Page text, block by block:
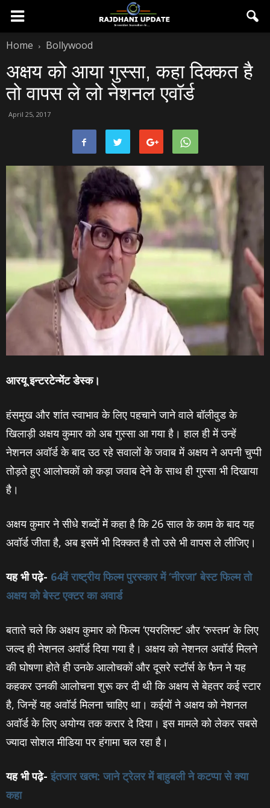
Home Bollywood
अक्षय को आया गुस्‍सा, कहा दिक्‍कत है
तो वापस ले लो नेशनल एवॉर्ड
April 25, 2017
आरयू इन्‍टरटेन्‍मेंट डेस्‍क।
हंसमुख और शांत स्‍वाभाव के लिए पहचाने जाने वाले बॉलीवुड के
खिलाड़ी अक्षय कुमार को अब गुस्‍सा आ गया है। हाल ही में उन्‍हें
नेशनल अवॉर्ड के बाद उठ रहे सवालों के जवाब में अक्षय ने अपनी चुप्‍पी
तोड़ते हुए आलोचकों को कड़ा जवाब देने के साथ ही गुस्‍सा भी दिखाया
है।
अक्षय कुमार ने सीधे शब्‍दों में कहा है कि 26 साल के काम के बाद यह
अवॉर्ड जीता है, अब इसमें भी दिक्‍कत है तो उसे भी वापस ले लीजिए।
यह भी पढ़े- 64वें राष्‍ट्रीय फिल्‍म पुरस्‍कार में ‘नीरजा’ बेस्‍ट फिल्‍म तो
अक्षय को बेस्‍ट एक्‍टर का अवार्ड
बताते चले कि अक्षय कुमार को फिल्‍म ‘एयरलिफ्ट’ और ‘रुस्तम’ के लिए
जल्‍द ही नेशनल अवॉर्ड दिया गया है। अक्षय को नेशनल अवॉर्ड मिलने
की घोषणा होते ही उनके आलोचकों और दूसरे स्‍टॉर्स के फैन ने यह
कहकर उनकी आलोचना शुरू कर दी थी कि अक्षय से बेहतर कई स्‍टार
है, जिन्‍हें यह अवॉर्ड मिलना चाहिए था। कईयों ने अक्षय को नेशनल
अवॉर्ड के लिए अयोग्‍य तक करार दे दिया। इस मामले को लेकर सबसे
ज्‍यादा सोशल मीडिया पर हंगामा चल रहा है।
यह भी पढ़े- इंतजार खत्‍म: जाने ट्रेलर में बाहुबली ने कटप्‍पा से क्‍या
कहा